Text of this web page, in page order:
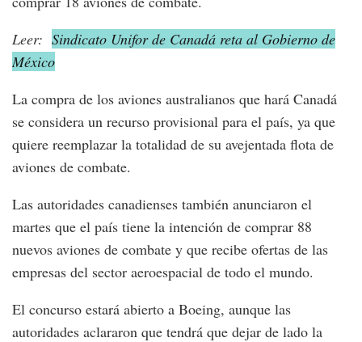
Leer: Sindicato Unifor de Canadá reta al Gobierno de
México
La compra de los aviones australianos que hará Canadá
se considera un recurso provisional para el país, ya que
quiere reemplazar la totalidad de su avejentada flota de
aviones de combate.
Las autoridades canadienses también anunciaron el
martes que el país tiene la intención de comprar 88
nuevos aviones de combate y que recibe ofertas de las
empresas del sector aeroespacial de todo el mundo.
El concurso estará abierto a Boeing, aunque las
autoridades aclararon que tendrá que dejar de lado la